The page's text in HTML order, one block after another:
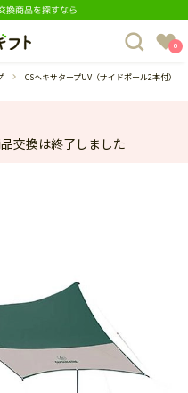
換商品を探すなら
0
CSヘキサタープUV（サイドポール2本付）
交換は終了しました